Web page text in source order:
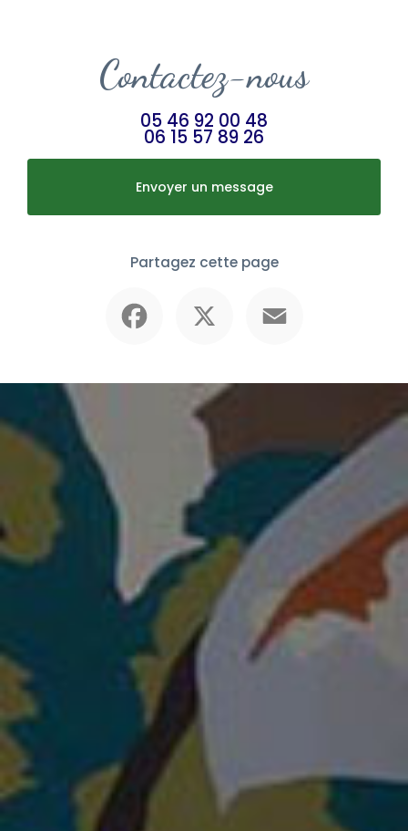
Contactez-nous
05 46 92 00 48
06 15 57 89 26
Envoyer un message
Partagez cette page